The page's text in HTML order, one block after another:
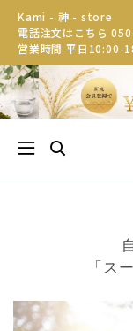
Kami - 神 - store
電話注文はこちら
営業時間 平日10:00-
「ス